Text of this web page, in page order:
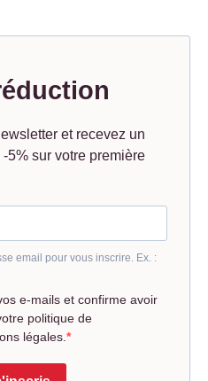
et recevez un
5% sur votre première
email pour vous inscrire. Ex. :
e-mails et confirme avoir
politique de
légales.